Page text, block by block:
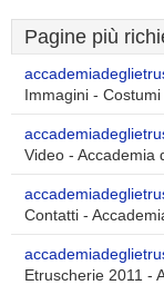
Pagine più
Immagini -
Video - Accademia
Contatti -
Etruscherie 2011 -